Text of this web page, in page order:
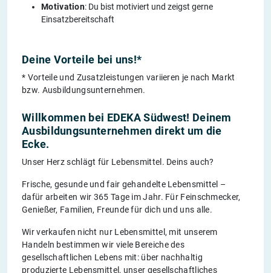
Motivation: Du bist motiviert und zeigst gerne
Einsatzbereitschaft
Deine Vorteile bei uns!*
* Vorteile und Zusatzleistungen variieren je nach Markt
bzw. Ausbildungsunternehmen.
Willkommen bei EDEKA Südwest! Deinem
Ausbildungsunternehmen direkt um die
Ecke.
Unser Herz schlägt für Lebensmittel. Deins auch?
Frische, gesunde und fair gehandelte Lebensmittel –
dafür arbeiten wir 365 Tage im Jahr. Für Feinschmecker,
Genießer, Familien, Freunde für dich und uns alle.
Wir verkaufen nicht nur Lebensmittel, mit unserem
Handeln bestimmen wir viele Bereiche des
gesellschaftlichen Lebens mit: über nachhaltig
produzierte Lebensmittel, unser gesellschaftliches